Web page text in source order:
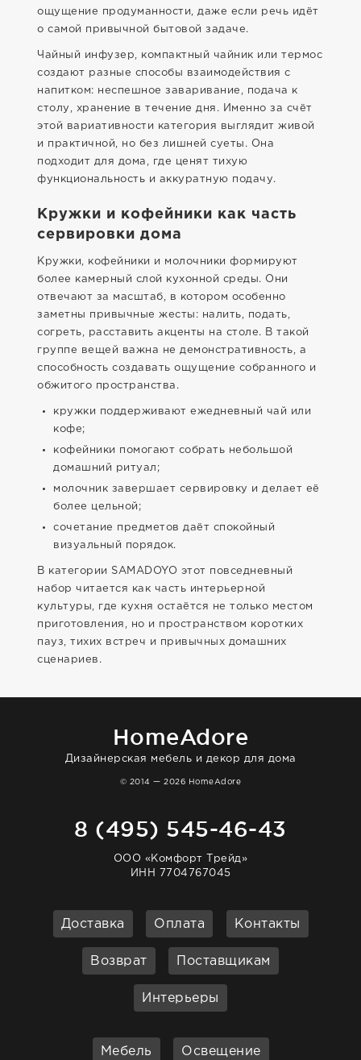
ощущение продуманности, даже если речь идёт
о самой привычной бытовой задаче.
Чайный инфузер, компактный чайник или термос
создают разные способы взаимодействия с
напитком: неспешное заваривание, подача к
столу, хранение в течение дня. Именно за счёт
этой вариативности категория выглядит живой
и практичной, но без лишней суеты. Она
подходит для дома, где ценят тихую
функциональность и аккуратную подачу.
Кружки и кофейники как часть
сервировки дома
Кружки, кофейники и молочники формируют
более камерный слой кухонной среды. Они
отвечают за масштаб, в котором особенно
заметны привычные жесты: налить, подать,
согреть, расставить акценты на столе. В такой
группе вещей важна не демонстративность, а
способность создавать ощущение собранного и
обжитого пространства.
кружки поддерживают ежедневный чай или
кофе;
кофейники помогают собрать небольшой
домашний ритуал;
молочник завершает сервировку и делает её
более цельной;
сочетание предметов даёт спокойный
визуальный порядок.
В категории SAMADOYO этот повседневный
набор читается как часть интерьерной
культуры, где кухня остаётся не только местом
приготовления, но и пространством коротких
пауз, тихих встреч и привычных домашних
сценариев.
HomeAdore
Дизайнерская мебель и декор для дома
© 2014 — 2026 HomeAdore
8 (495) 545-46-43
ООО «Комфорт Трейд»
ИНН 7704767045
Доставка Оплата Контакты
Возврат Поставщикам
Интерьеры
Мебель Освещение